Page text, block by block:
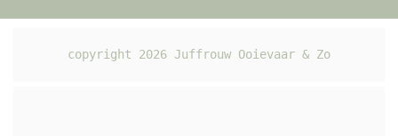
copyright 2026 Juffrouw Ooievaar & Zo